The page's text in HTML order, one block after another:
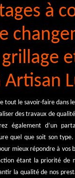
à
tout le savoir-faire dans
des travaux de
également d’un
quel que soit son
mieux répondre à vos
étant la priorité de
la qualité de nos